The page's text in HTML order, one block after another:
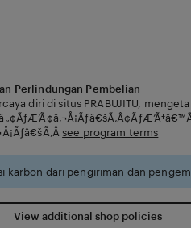
Perlindungan Pembelian
diri di situs PRABUJITU,
see program terms
karbon dari pengiriman dan
View additional shop policies